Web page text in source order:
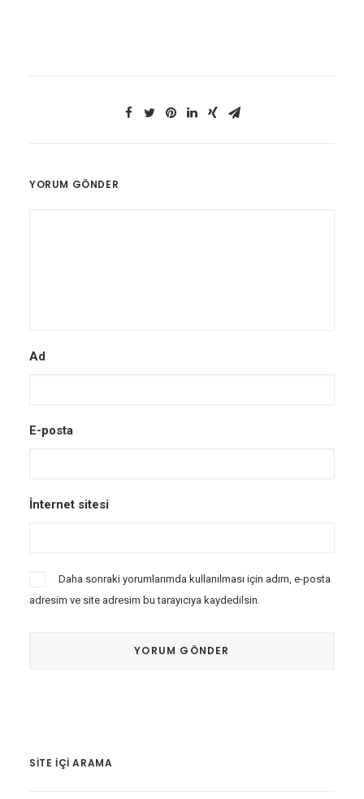
YORUM GÖNDER
Ad
E-posta
İnternet sitesi
Daha sonraki yorumlarımda kullanılması için adım, e-posta
adresim ve site adresim bu tarayıcıya kaydedilsin.
SITE IÇI ARAMA